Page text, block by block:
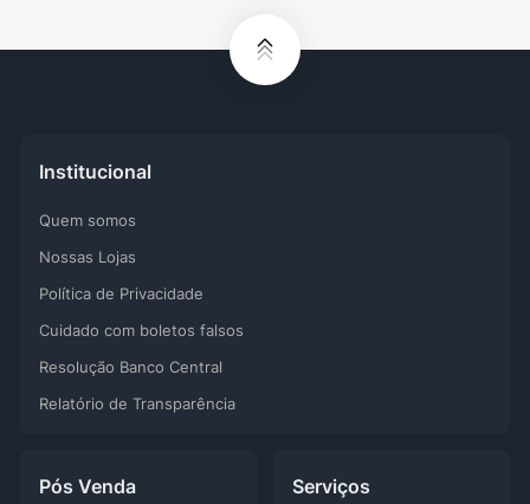
Institucional
Quem somos
Nossas Lojas
Política de Privacidade
Cuidado com boletos falsos
Resolução Banco Central
Relatório de Transparência
Serviços
Pós Venda